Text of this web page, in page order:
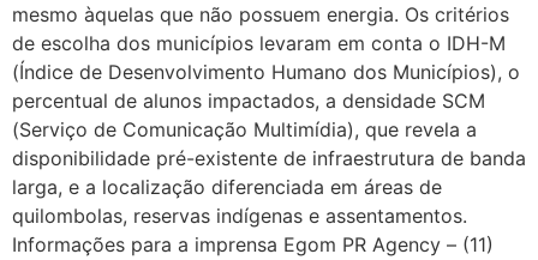
mesmo àquelas que não possuem energia. Os critérios
de escolha dos municípios levaram em conta o IDH-M
(Índice de Desenvolvimento Humano dos Municípios), o
percentual de alunos impactados, a densidade SCM
(Serviço de Comunicação Multimídia), que revela a
disponibilidade pré-existente de infraestrutura de banda
larga, e a localização diferenciada em áreas de
quilombolas, reservas indígenas e assentamentos.
Informações para a imprensa Egom PR Agency – (11)